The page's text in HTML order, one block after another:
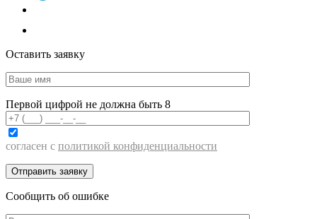
Оставить заявку
Первой цифрой не должна быть 8
согласен с политикой конфиденциальности
Сообщить об ошибке